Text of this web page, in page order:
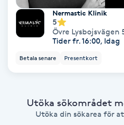
Damklippning
Dermapen
Diamantslipning
Enzympeeling
Nermastic Klinik
5
Övre Lysbojsvägen
Tider fr. 16:00, Idag
Betala senare Presentkort
Utöka sökområdet
Utöka din sökarea för